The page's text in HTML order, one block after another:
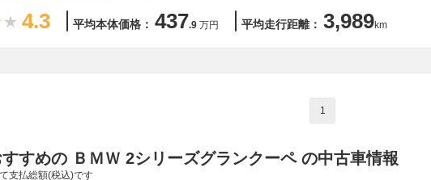
4.3 平均本体価格： 437.9 万円 平均走行距離： 3,989km
1
すめの ＢＭＷ 2シリーズグランクーペ の中古車情報
支払総額(税込)です